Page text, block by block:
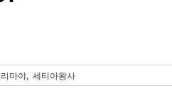
마야, 세티아왕사